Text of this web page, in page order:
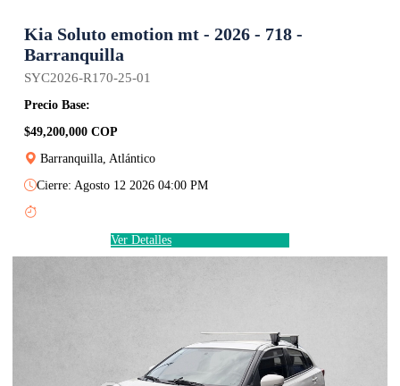
Kia Soluto emotion mt - 2026 - 718 -
Barranquilla
SYC2026-R170-25-01
Precio Base:
$49,200,000 COP
Barranquilla, Atlántico
Cierre: Agosto 12 2026 04:00 PM
Ver Detalles